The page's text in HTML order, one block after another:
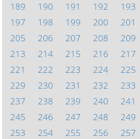
189
190 191 192 193
197
198 199 200 201
205
206 207 208 209
213
214 215 216 217
221
222 223 224 225
229
230 231 232 233
237
238 239 240 241
245
246 247 248 249
253
254 255 256 257